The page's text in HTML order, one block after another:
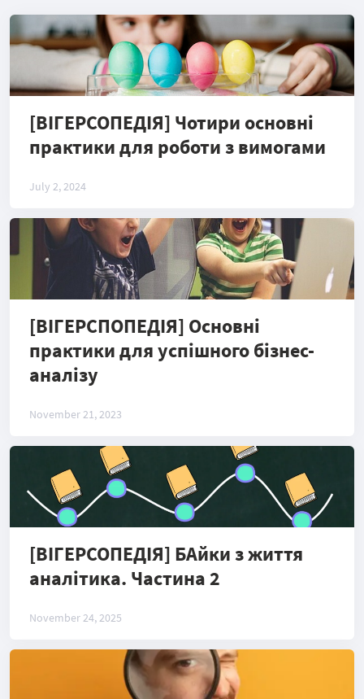
[ВІГЕРСОПЕДІЯ] Чотири основні
практики для роботи з вимогами
July 2, 2024
[ВІГЕРСПОПЕДІЯ] Основні
практики для успішного бізнес-
аналізу
November 21, 2023
[ВІГЕРСОПЕДІЯ] БАйки з життя
аналітика. Частина 2
November 24, 2025